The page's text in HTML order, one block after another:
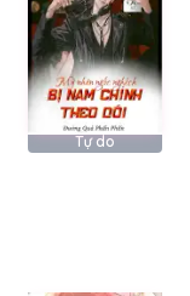
Tự do